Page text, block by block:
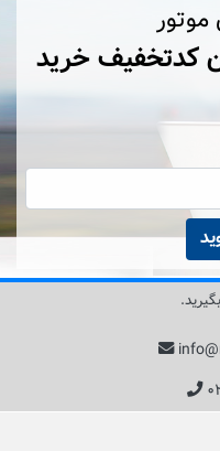
تومان کد‌تخفیف خرید